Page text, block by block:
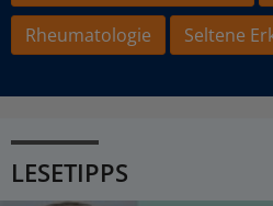
Rheumatologie
Seltene
LESETIPPS